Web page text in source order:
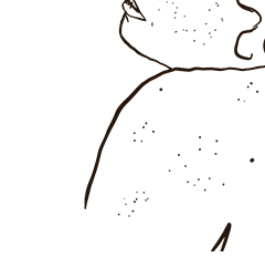
Acerca de nosotros
PREGUNTAS FRECUENTES
Política de privacidad